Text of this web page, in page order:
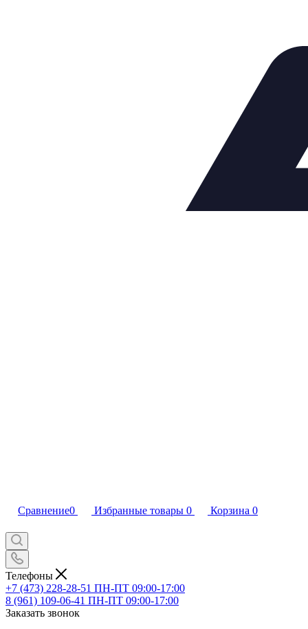
Сравнение0 Избранные товары 0 Корзина 0
Телефоны
+7 (473) 228-28-51 ПН-ПТ 09:00-17:00
8 (961) 109-06-41 ПН-ПТ 09:00-17:00
Заказать звонок